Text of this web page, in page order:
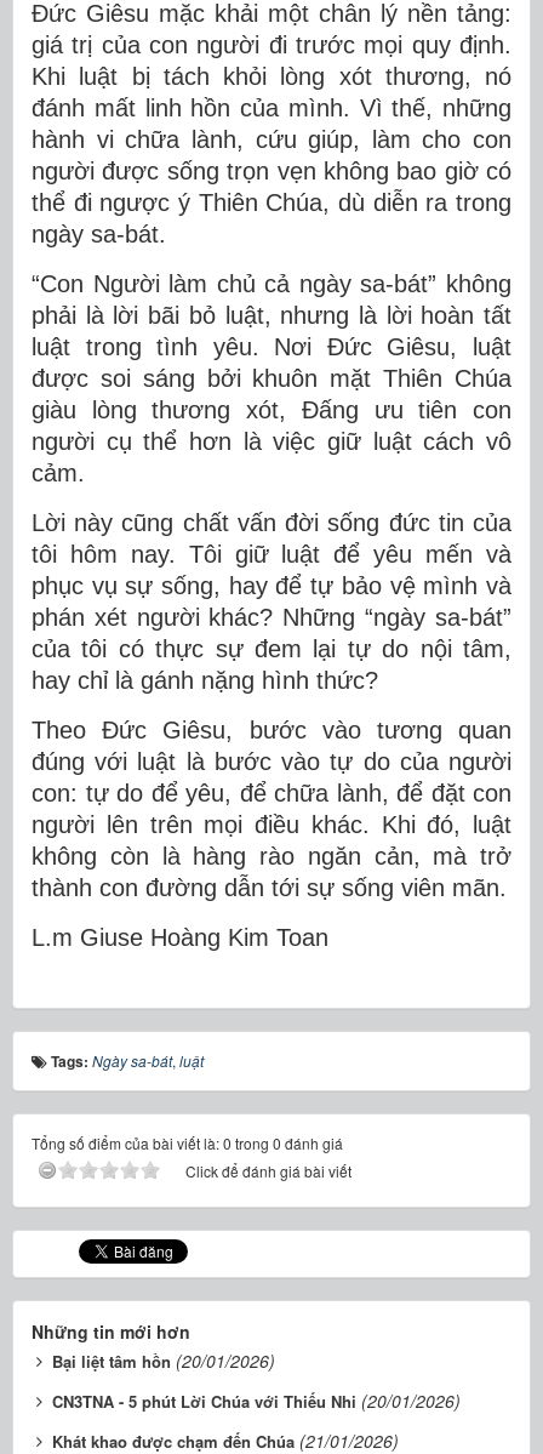
Đức Giêsu mặc khải một chân lý nền tảng:
giá trị của con người đi trước mọi quy định.
Khi luật bị tách khỏi lòng xót thương, nó
đánh mất linh hồn của mình. Vì thế, những
hành vi chữa lành, cứu giúp, làm cho con
người được sống trọn vẹn không bao giờ có
thể đi ngược ý Thiên Chúa, dù diễn ra trong
ngày sa-bát.
“Con Người làm chủ cả ngày sa-bát” không
phải là lời bãi bỏ luật, nhưng là lời hoàn tất
luật trong tình yêu. Nơi Đức Giêsu, luật
được soi sáng bởi khuôn mặt Thiên Chúa
giàu lòng thương xót, Đấng ưu tiên con
người cụ thể hơn là việc giữ luật cách vô
cảm.
Lời này cũng chất vấn đời sống đức tin của
tôi hôm nay. Tôi giữ luật để yêu mến và
phục vụ sự sống, hay để tự bảo vệ mình và
phán xét người khác? Những “ngày sa-bát”
của tôi có thực sự đem lại tự do nội tâm,
hay chỉ là gánh nặng hình thức?
Theo Đức Giêsu, bước vào tương quan
đúng với luật là bước vào tự do của người
con: tự do để yêu, để chữa lành, để đặt con
người lên trên mọi điều khác. Khi đó, luật
không còn là hàng rào ngăn cản, mà trở
thành con đường dẫn tới sự sống viên mãn.
L.m Giuse Hoàng Kim Toan
Tags: Ngày sa-bát, luật
Tổng số điểm của bài viết là: 0 trong 0 đánh giá
Click để đánh giá bài viết
Những tin mới hơn
Bại liệt tâm hồn (20/01/2026)
CN3TNA - 5 phút Lời Chúa với Thiếu Nhi (20/01/2026)
Khát khao được chạm đến Chúa (21/01/2026)